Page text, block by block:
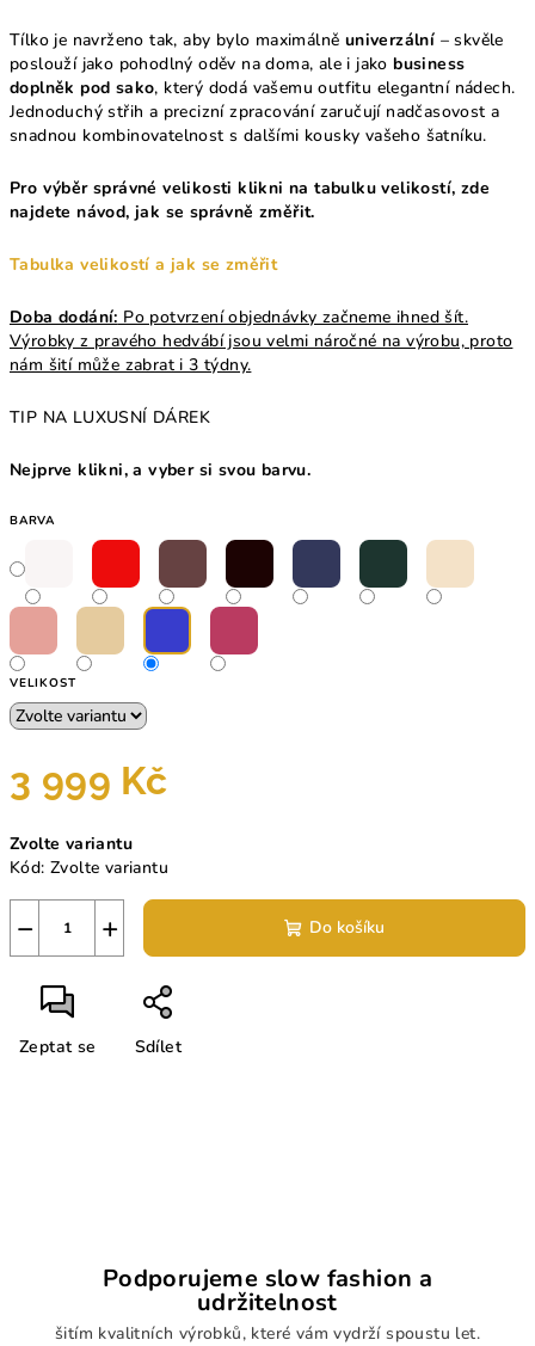
Tílko je navrženo tak, aby bylo maximálně univerzální – skvěle
poslouží jako pohodlný oděv na doma, ale i jakobusiness
doplněk pod sako, který dodá vašemu outfitu elegantní nádech.
Jednoduchý střih a precizní zpracování zaručují nadčasovost a
snadnou kombinovatelnost s dalšími kousky vašeho šatníku.
Pro výběr správné velikosti klikni na tabulku velikostí, zde
najdete návod, jak se správně změřit.
Tabulka velikostí a jak se změřit
Doba dodání: Po potvrzení objednávky začneme ihned šít.
Výrobky z pravého hedvábí jsou velmi náročné na výrobu, proto
nám šití může zabrat i 3 týdny.
TIP NA LUXUSNÍ DÁREK
Nejprve klikni, a vyber si svou barvu.
BARVA
VELIKOST
3 999 Kč
cena:
Zvolte variantu
Kód: Zvolte variantu
+
− Do košíku
Zeptat se Sdílet
Podporujeme slow fashion a
udržitelnost
šitím kvalitních výrobků, které vám vydrží spoustu let.